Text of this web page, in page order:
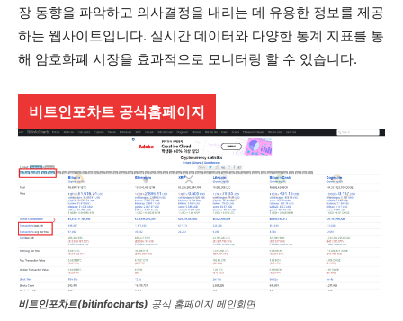
장 동향을 파악하고 의사결정을 내리는 데 유용한 정보를 제공
하는 웹사이트입니다. 실시간 데이터와 다양한 통계 지표를 통
해 암호화폐 시장을 효과적으로 모니터링 할 수 있습니다.
비트인포차트 공식홈페이지
비트인포차트(bitinfocharts) 공식 홈페이지 메인회면